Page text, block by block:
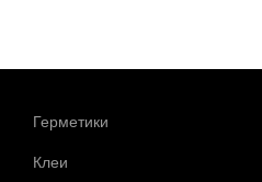
Герметики
Клеи